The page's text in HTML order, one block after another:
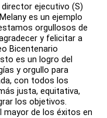
ejecutivo (S)
es un ejemplo
orgullosos de
y felicitar a
Bicentenario
es un logro del
y orgullo para
con todos los
justa, equitativa,
los objetivos.
mayor de los éxitos en